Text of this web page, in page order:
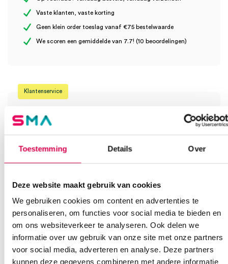
Toestemming Details Over
Deze website maakt gebruik van cookies
We gebruiken cookies om content en advertenties te
personaliseren, om functies voor social media te bieden en
om ons websiteverkeer te analyseren. Ook delen we
informatie over uw gebruik van onze site met onze partners
voor social media, adverteren en analyse. Deze partners
kunnen deze gegevens combineren met andere informatie
(12)” te beoordelen
Vaste klanten, vaste korting
Geen klein order toeslag vanaf €75 bestelwaarde
We scoren een gemiddelde van 7.7! (10 beoordelingen)
Klantenservice
Heb je een vraag?
Vind je antwoord snel en makkelijk op onze klantenservice pagina.
Of contacteer ons via een van de onderstaande opties.
Onze klantenservice is bereikbaar van maandag t/m vrijdag van
08:30 tot 17:00
Bel Anca E-mail Anca Contactformulier